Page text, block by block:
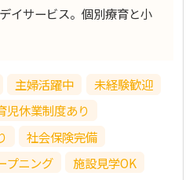
イサービス。個別療育と小
主婦活躍中
未経験歓迎
児休業制度あり
社会保険完備
プニング
施設見学OK